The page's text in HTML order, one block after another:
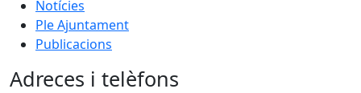
Notícies
Ple Ajuntament
Publicacions
Adreces i telèfons